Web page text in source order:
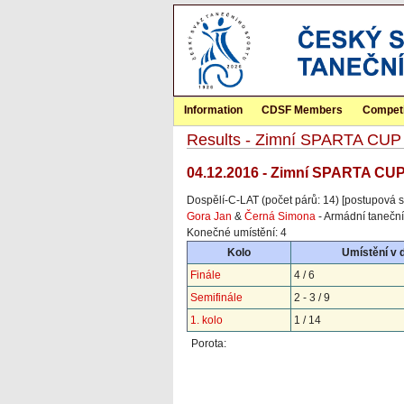
Information CDSF Members
Results - Zimní SPARTA
04.12.2016 - Zimní SPARTA
Dospělí-C-LAT (počet párů: 14) [postupová
Gora Jan & Černá Simona - Armádní
Konečné umístění: 4
Kolo
Umístění v
Finále
4 / 6
Semifinále
2 - 3 / 9
1. kolo
1 / 14
Porota: